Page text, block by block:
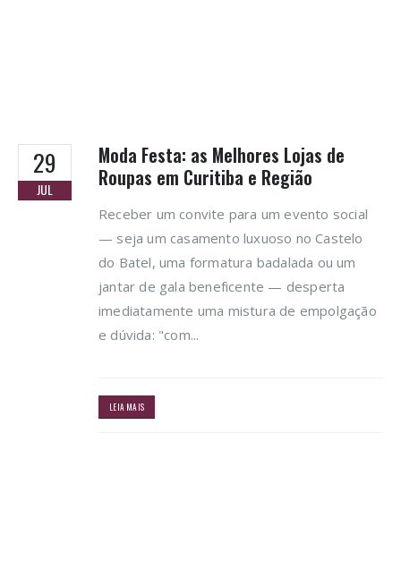
29
JUL
Moda Festa: as Melhores Lojas de
Roupas em Curitiba e Região
Receber um convite para um evento social
— seja um casamento luxuoso no Castelo
do Batel, uma formatura badalada ou um
jantar de gala beneficente — desperta
imediatamente uma mistura de empolgação
e dúvida: "com...
LEIA MAIS